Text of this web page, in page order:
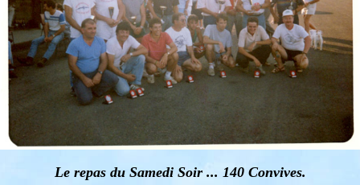
Le repas du Samedi Soir ... 140 Convives.